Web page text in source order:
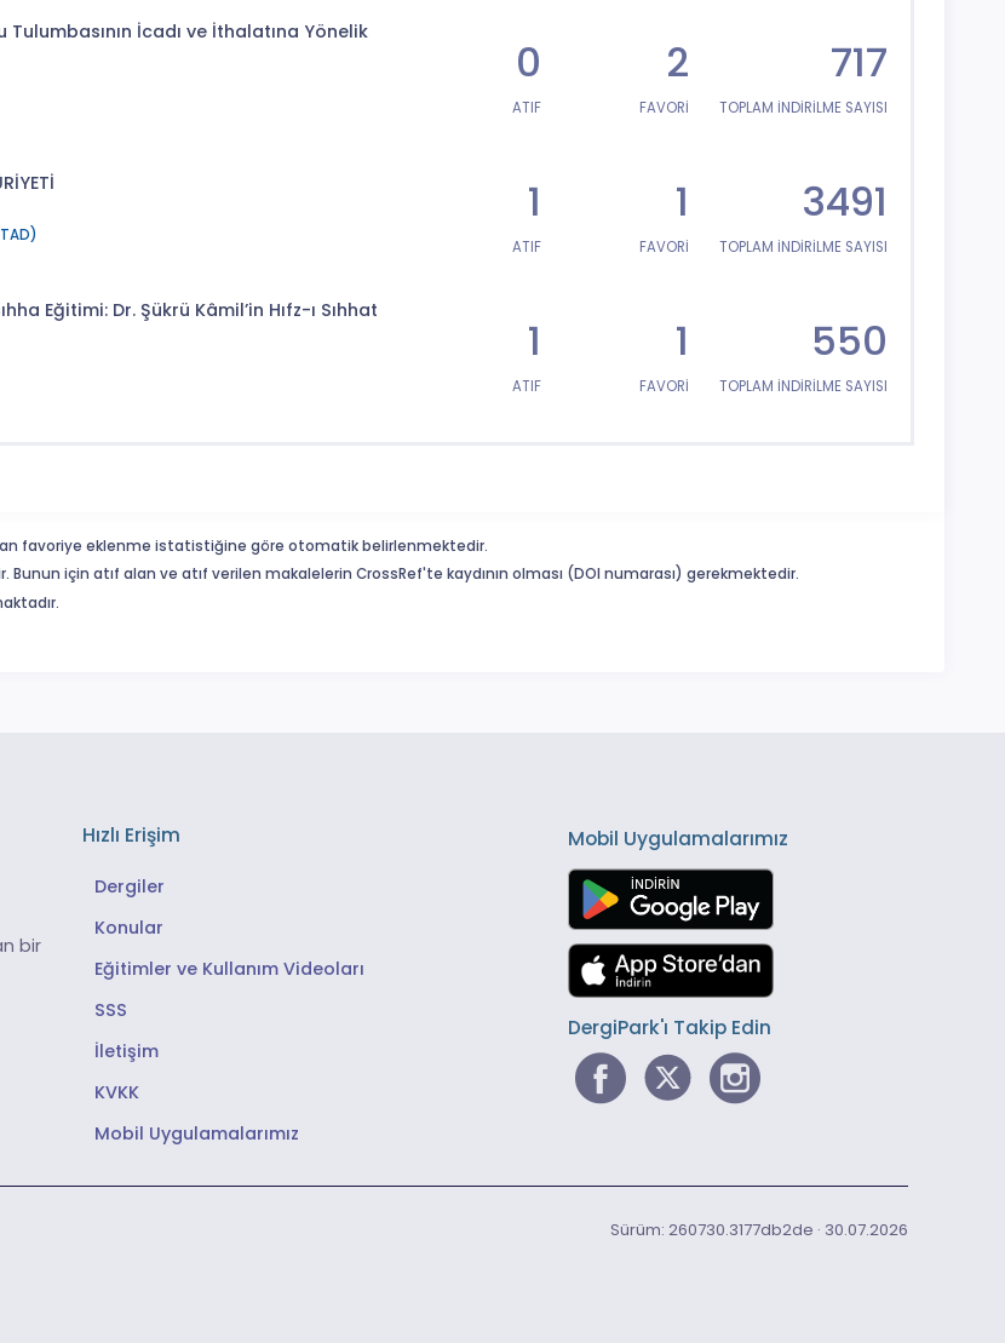
Tulumbasının İcadı ve İthalatına Yönelik
0
ATIF
2
FAVORİ
717
TOPLAM İNDİRİLME SAYISI
1
ATIF
1
FAVORİ
3491
TOPLAM İNDİRİLME SAYISI
Eğitimi: Dr. Şükrü Kâmil’in Hıfz-ı Sıhhat
1
ATIF
1
FAVORİ
550
TOPLAM İNDİRİLME SAYISI
favoriye eklenme istatistiğine göre otomatik belirlenmektedir.
için atıf alan ve atıf verilen makalelerin CrossRef'te kaydının olması (DOI numarası) gerekmektedir.
bir
Hızlı Erişim
Dergiler
Konular
Eğitimler ve Kullanım Videoları
SSS
İletişim
KVKK
Mobil Uygulamalarımız
Mobil Uygulamalarımız
DergiPark'ı Takip Edin
Sürüm: 260730.3177db2de · 30.07.2026